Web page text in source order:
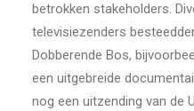
betrokken stakeholders.
televisiezenders
Dobberende Bos,
een uitgebreide
nog een uitzending van de